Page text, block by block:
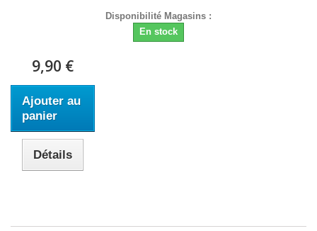
Disponibilité Magasins :
En stock
9,90 €
Ajouter au
panier
Détails